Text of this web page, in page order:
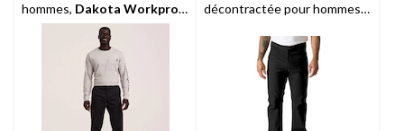
hommes, Dakota Workpro
Series
décontractée pour hommes,